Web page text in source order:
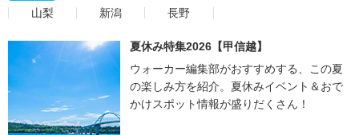
山梨
新潟 長野
夏休み特集2026【甲信越】
ウォーカー編集部がおすすめする、この夏
の楽しみ方を紹介。夏休みイベント＆おで
かけスポット情報が盛りだくさん！